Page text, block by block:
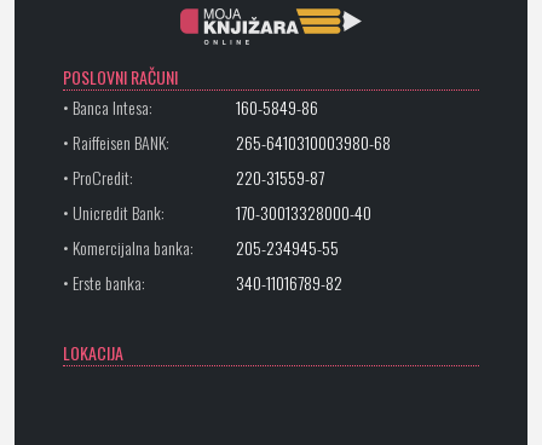
POSLOVNI RAČUNI
• Banca Intesa:
160-5849-86
• Raiffeisen BANK:
265-6410310003980-68
• ProCredit:
220-31559-87
• Unicredit Bank:
170-30013328000-40
• Komercijalna banka:
205-234945-55
• Erste banka:
340-11016789-82
LOKACIJA